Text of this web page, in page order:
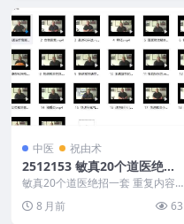
中医 祝由术
2512153 敏真20个道医绝招
一套
敏真20个道医绝招一套 重复内容
8 月前 63